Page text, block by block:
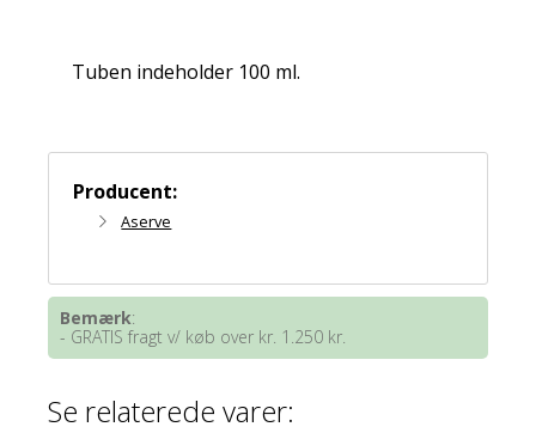
Tuben indeholder 100 ml.
Producent:
Aserve
Bemærk:
- GRATIS fragt v/ køb over kr. 1.250 kr.
Se relaterede varer: